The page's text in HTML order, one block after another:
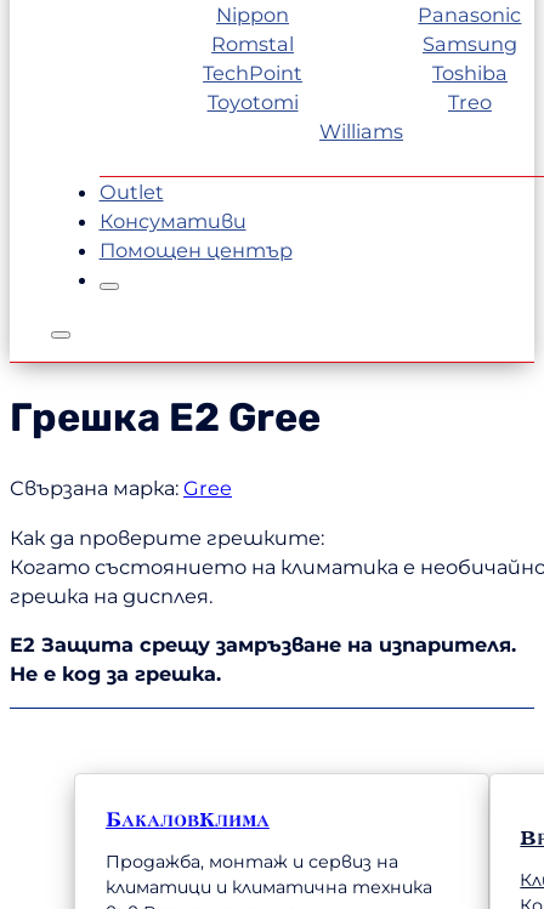
Nippon
Panasonic
Romstal
Samsung
TechPoint
Toshiba
Toyotomi
Treo
Williams
Outlet
Консумативи
Помощен център
Грешка E2 Gree
Свързана марка: Gree
Как да проверите грешките:
Когато състоянието на климатика е
грешка на дисплея.
E2 Защита срещу замръзване на изпарителя.
Не е код за грешка.
БакаловКлима
Продажба, монтаж и сервиз на
климатици и климатична техника